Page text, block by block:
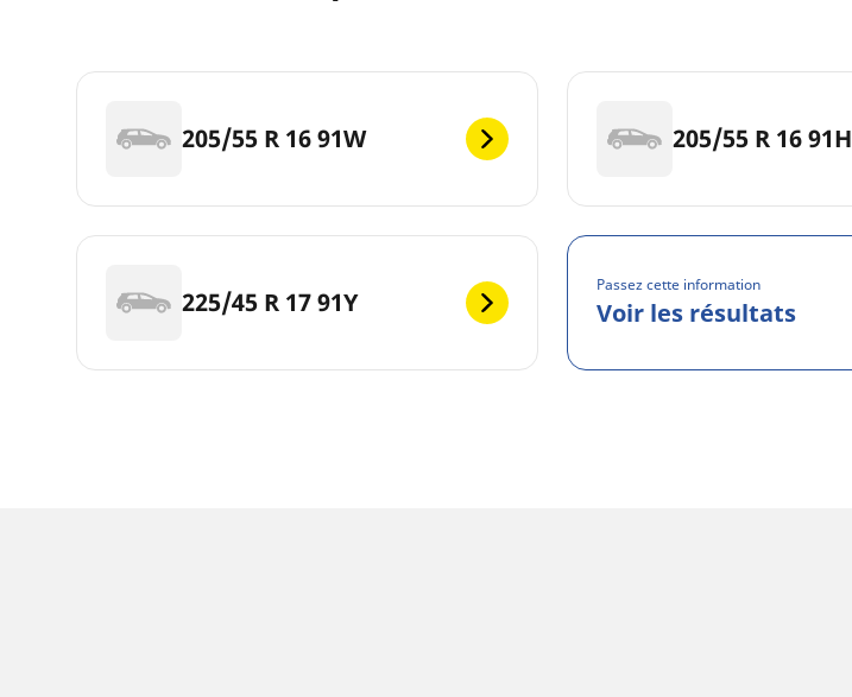
205/55 R 16 91W 205/55 R 16 91H
225/45 R 17 91Y
Passez cette information
Voir les résultats